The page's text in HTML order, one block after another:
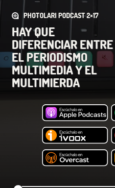
PHOTOLARI PODCAST 2×17
HAY QUE
DIFERENCIAR ENTRE
EL PERIODISMO
MULTIMEDIA Y EL
MULTIMIERDA